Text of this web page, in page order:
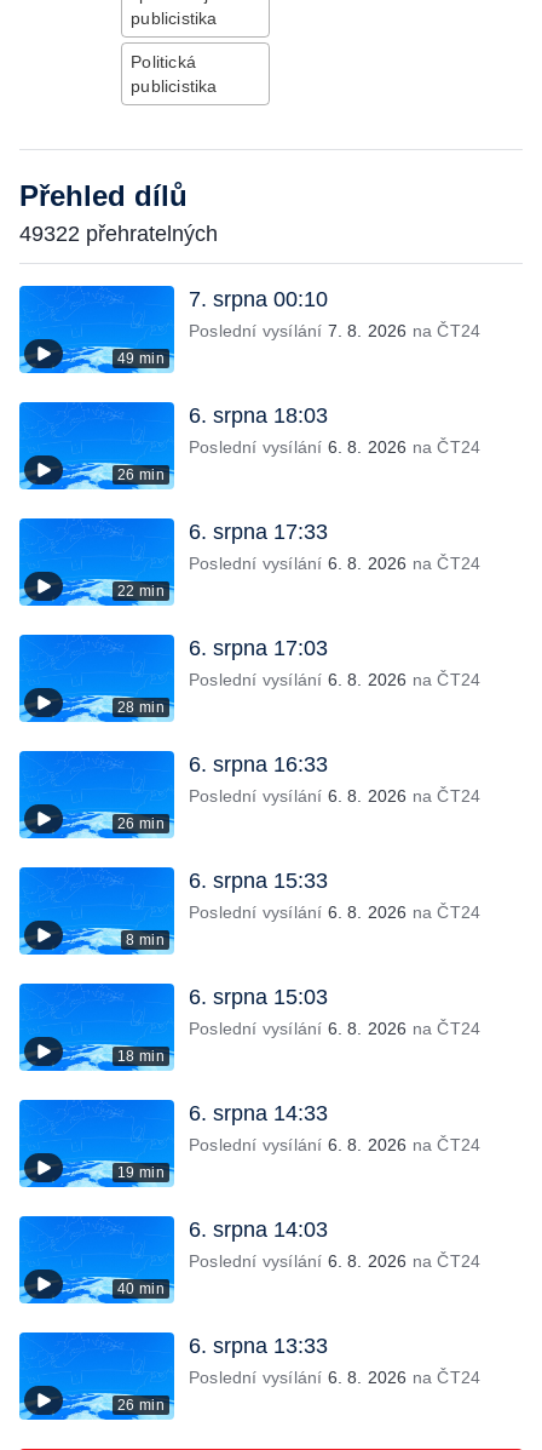
publicistika
Politická
publicistika
Přehled dílů
49322 přehratelných
49 min
7. srpna 00:10
Poslední vysílání 7. 8. 2026 na ČT24
26 min
6. srpna 18:03
Poslední vysílání 6. 8. 2026 na ČT24
22 min
6. srpna 17:33
Poslední vysílání 6. 8. 2026 na ČT24
28 min
6. srpna 17:03
Poslední vysílání 6. 8. 2026 na ČT24
26 min
6. srpna 16:33
Poslední vysílání 6. 8. 2026 na ČT24
8 min
6. srpna 15:33
Poslední vysílání 6. 8. 2026 na ČT24
18 min
6. srpna 15:03
Poslední vysílání 6. 8. 2026 na ČT24
19 min
6. srpna 14:33
Poslední vysílání 6. 8. 2026 na ČT24
40 min
6. srpna 14:03
Poslední vysílání 6. 8. 2026 na ČT24
26 min
6. srpna 13:33
Poslední vysílání 6. 8. 2026 na ČT24